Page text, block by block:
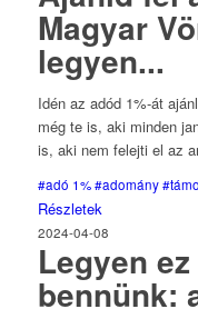
Magyar
legyen...
Idén az adód 1%-át
még te is, aki minden
is, aki nem felejti el az
#adó 1% #adomány
Részletek
2024-04-08
Legyen
bennünk: